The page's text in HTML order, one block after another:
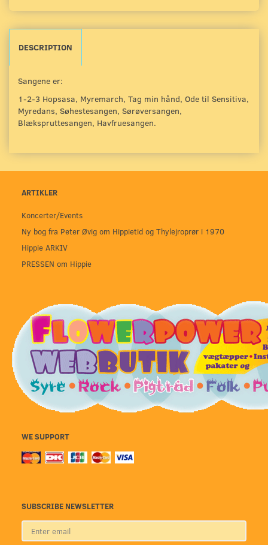
DESCRIPTION
Sangene er:
1-2-3 Hopsasa, Myremarch, Tag min hånd, Ode til Sensitiva,
Myredans, Søhestesangen, Sørøversangen,
Blækspruttesangen, Havfruesangen.
ARTIKLER
Koncerter/Events
Ny bog fra Peter Øvig om Hippietid og Thylejroprør i 1970
Hippie ARKIV
PRESSEN om Hippie
WE SUPPORT
SUBSCRIBE NEWSLETTER
Enter
email